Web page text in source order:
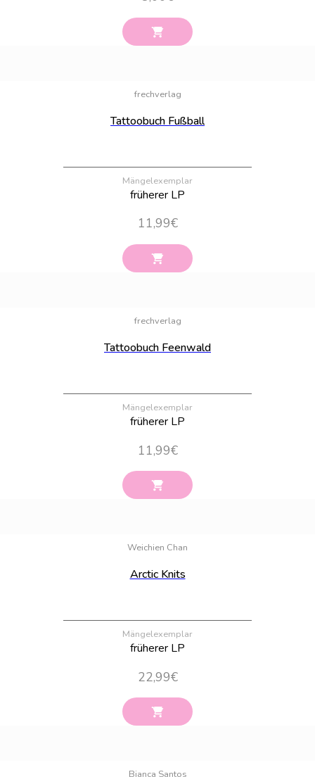
frechverlag
Tattoobuch Fußball
Mängelexemplar
früherer LP
11,99€
frechverlag
Tattoobuch Feenwald
Mängelexemplar
früherer LP
11,99€
Weichien Chan
Arctic Knits
Mängelexemplar
früherer LP
22,99€